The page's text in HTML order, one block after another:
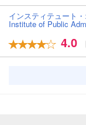
インスティテュート
Institute of Public
4.0